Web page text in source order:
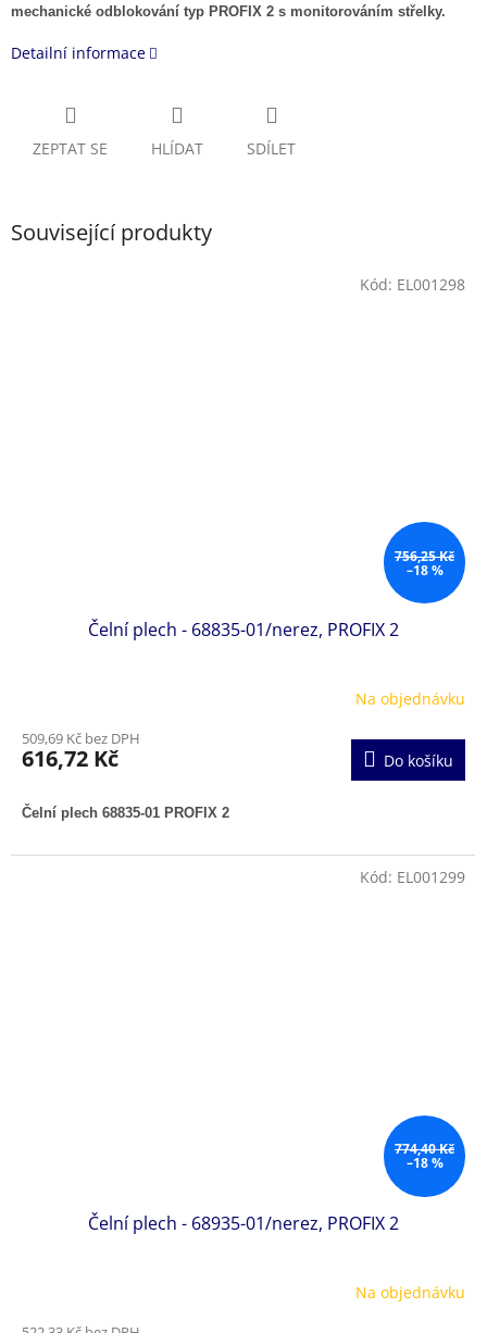
mechanické odblokování typ PROFIX 2 s monitorováním střelky.
Detailní informace
ZEPTAT SE HLÍDAT SDÍLET
Související produkty
756,25 Kč
–18 %
Čelní plech - 68835-01/nerez, PROFIX 2
Na objednávku
509,69 Kč bez DPH
616,72 Kč Do košíku
Čelní plech 68835-01 PROFIX 2
Kód: EL001298
774,40 Kč
–18 %
Čelní plech - 68935-01/nerez, PROFIX 2
Na objednávku
Kód: EL001299